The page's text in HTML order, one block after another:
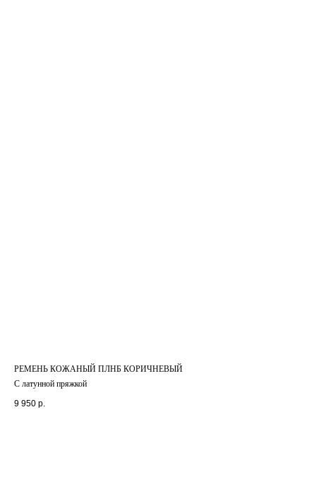
РЕМЕНЬ КОЖАНЫЙ ПЛНБ КОРИЧНЕВЫЙ
С латунной пряжкой
9 950 р.